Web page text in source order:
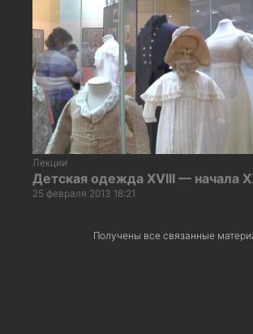
Лекции
Детская одежда XVIII — начала
25 февраля 2013 18:21
Получены все связанные